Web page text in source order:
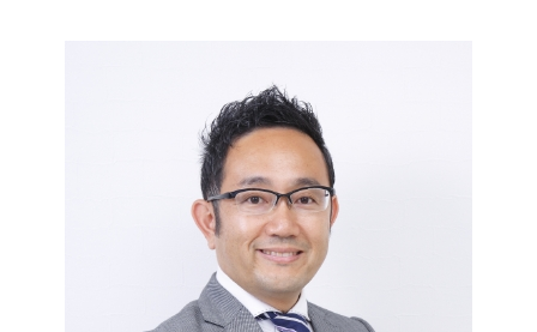
不動産登記 権利証
法人登記 名義変更
建物の名称 変更登記
法人登記 名前 変更
住所変更 登記 義務化
相続 遺産分割協議書
土地の評価額 相続
公正証書遺言 証人
土地の評価 相続
相続 不動産登記 必要書類
共有名義 相続登記